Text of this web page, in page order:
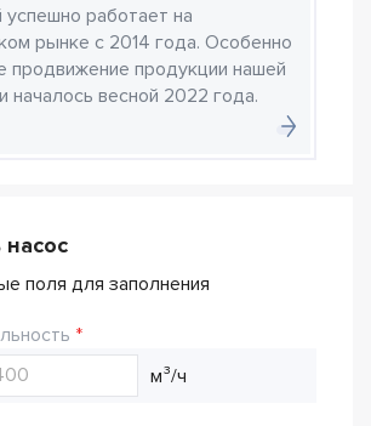
работает на
рынке с 2014 года. Особенно
продвижение продукции нашей
началось весной 2022 года.
поля для заполнения
м³/ч